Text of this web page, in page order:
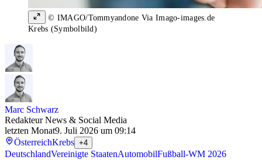
© IMAGO/Tommyandone Via Imago-images.de
Krebs (Symbolbild)
Marc Schwarz
Redakteur News & Social Media
letzten Monat9. Juli 2026 um 09:14
ÖsterreichKrebs +4
DeutschlandVereinigte StaatenAutomobilFußball-WM 2026